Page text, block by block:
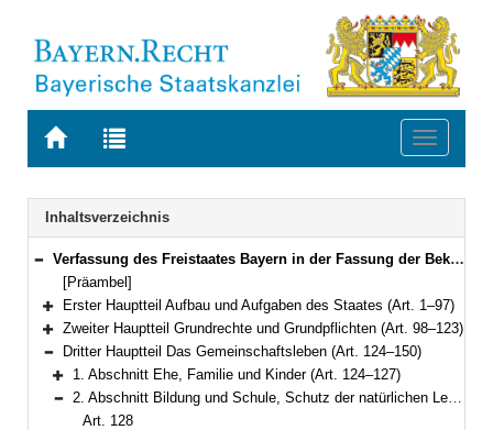
Zur
BAYERN.RECHT
Zur
letzten
Suche
Toggle
Navigation
Inhaltsverzeichnis
Bereich reduzieren
Verfassung des Freistaates Bayern in der Fassung der Bekanntmachung vom 15. Dezember 1998 (GVBl. S. 991, 992) BayRS 100-1-I (Art. 1–188)
[Präambel]
Bereich erweitern
Erster Hauptteil Aufbau und Aufgaben des Staates (Art. 1–97)
Bereich erweitern
Zweiter Hauptteil Grundrechte und Grundpflichten (Art. 98–123)
Bereich reduzieren
Dritter Hauptteil Das Gemeinschaftsleben (Art. 124–150)
Bereich erweitern
1. Abschnitt Ehe, Familie und Kinder (Art. 124–127)
Bereich reduzieren
2. Abschnitt Bildung und Schule, Schutz der natürlichen Lebensgrundlagen und der kulturellen Überlieferung (Art. 128–141)
Art. 128